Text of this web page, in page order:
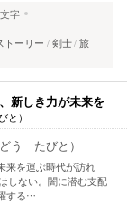
字
トーリー 剣士 旅
新しき力が未来を
）
う たびと）
来を運ぶ時代が訪れ
しない。闇に潜む支配
する…